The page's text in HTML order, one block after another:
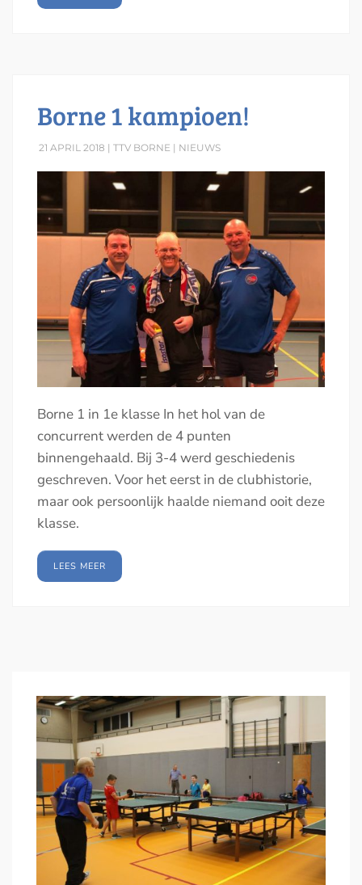
Borne 1 kampioen!
21 APRIL 2018 | TTV BORNE | NIEUWS
Borne 1 in 1e klasse In het hol van de
concurrent werden de 4 punten
binnengehaald. Bij 3-4 werd geschiedenis
geschreven. Voor het eerst in de clubhistorie,
maar ook persoonlijk haalde niemand ooit deze
klasse.
LEES MEER